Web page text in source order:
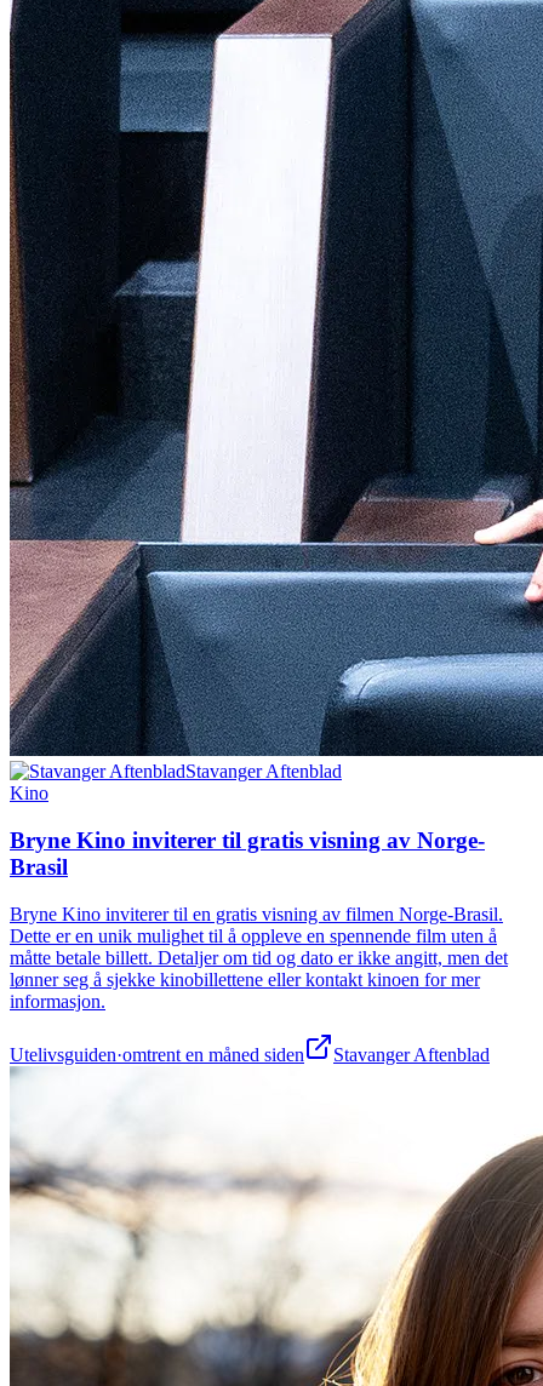
Stavanger Aftenblad
Kino
Bryne Kino inviterer til gratis visning av Norge-
Brasil
Bryne Kino inviterer til en gratis visning av filmen Norge-Brasil.
Dette er en unik mulighet til å oppleve en spennende film uten å
måtte betale billett. Detaljer om tid og dato er ikke angitt, men det
lønner seg å sjekke kinobillettene eller kontakt kinoen for mer
informasjon.
Utelivsguiden·omtrent en måned siden Stavanger Aftenblad